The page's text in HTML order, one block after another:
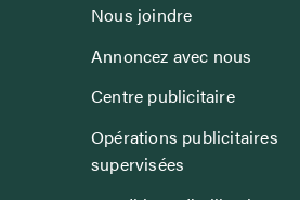
Nous joindre
Annoncez avec nous
Centre publicitaire
Opérations publicitaires
supervisées